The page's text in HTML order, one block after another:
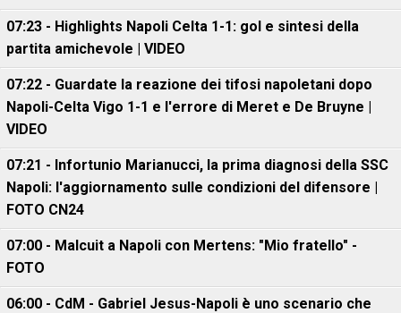
07:23 - Highlights Napoli Celta 1-1: gol e sintesi della
partita amichevole | VIDEO
07:22 - Guardate la reazione dei tifosi napoletani dopo
Napoli-Celta Vigo 1-1 e l'errore di Meret e De Bruyne |
VIDEO
07:21 - Infortunio Marianucci, la prima diagnosi della SSC
Napoli: l'aggiornamento sulle condizioni del difensore |
FOTO CN24
07:00 - Malcuit a Napoli con Mertens: "Mio fratello" -
FOTO
06:00 - CdM - Gabriel Jesus-Napoli è uno scenario che